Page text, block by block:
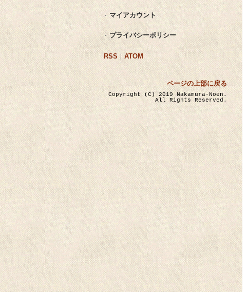
マイアカウント
プライバシーポリシー
RSS ｜ ATOM
ページの上部に戻る
Copyright (C) 2019 Nakamura-Noen.
All Rights Reserved.